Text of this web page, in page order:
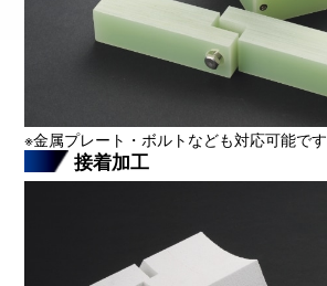
※金属プレート・ボルトなども対応可能です
接着加工